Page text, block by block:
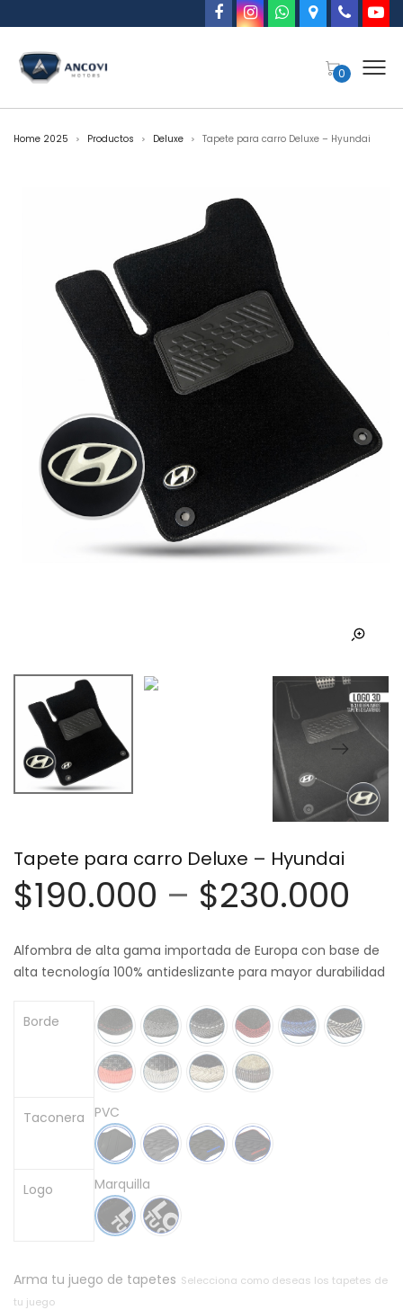
0
Home 2025 > Productos > Deluxe > Tapete para carro Deluxe – Hyundai
Tapete para carro Deluxe – Hyundai
$190.000 – $230.000
Alfombra de alta gama importada de Europa con base de
alta tecnología 100% antideslizante para mayor durabilidad
Borde
Taconera PVC
Logo Marquilla
Arma tu juego de tapetes Selecciona como deseas los tapetes de
tu juego